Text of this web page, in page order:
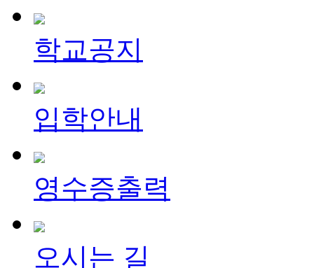
학교공지
입학안내
영수증출력
오시는 길